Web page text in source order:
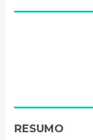
RESUMO